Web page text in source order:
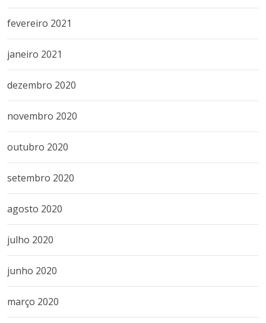
fevereiro 2021
janeiro 2021
dezembro 2020
novembro 2020
outubro 2020
setembro 2020
agosto 2020
julho 2020
junho 2020
março 2020